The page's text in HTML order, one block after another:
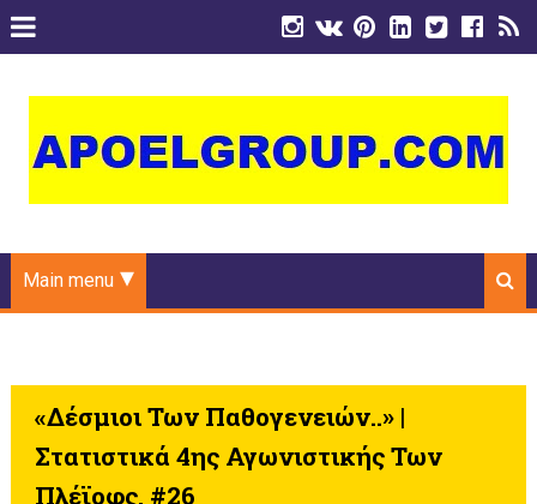
Main menu
«Δέσμιοι Των Παθογενειών..» |
Στατιστικά 4ης Αγωνιστικής Των
Πλέϊοφς, #26